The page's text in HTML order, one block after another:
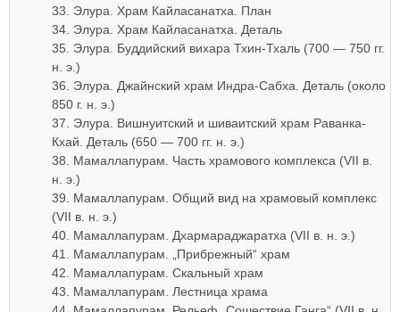
33. Элура. Храм Кайласанатха. План
34. Элура. Храм Кайласанатха. Деталь
35. Элура. Буддийский вихара Тхин-Тхаль (700 — 750 гг.
н. э.)
36. Элура. Джайнский храм Индра-Сабха. Деталь (около
850 г. н. э.)
37. Элура. Вишнуитский и шиваитский храм Раванка-
Кхай. Деталь (650 — 700 гг. н. э.)
38. Мамаллапурам. Часть храмового комплекса (VII в.
н. э.)
39. Мамаллапурам. Общий вид на храмовый комплекс
(VII в. н. э.)
40. Мамаллапурам. Дхармараджаратха (VII в. н. э.)
41. Мамаллапурам. „Прибрежный“ храм
42. Мамаллапурам. Скальный храм
43. Мамаллапурам. Лестница храма